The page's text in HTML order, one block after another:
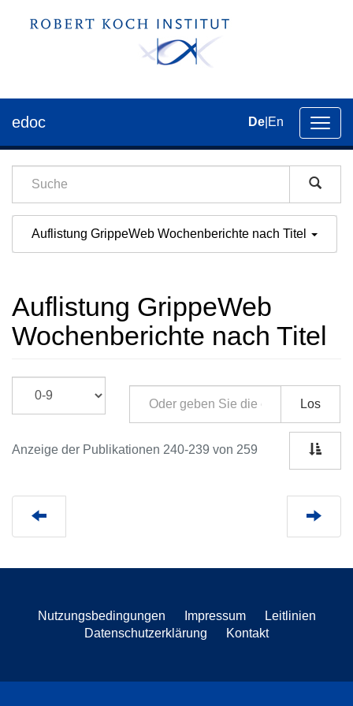
der
edoc De En
Auflistung GrippeWeb Wochenberichte nach Titel
Auflistung GrippeWeb
Wochenberichte nach Titel
Los
Anzeige der Publikationen 240-239 von 259
Nutzungsbedingungen Impressum
Leitlinien
Datenschutzerklärung
Kontakt